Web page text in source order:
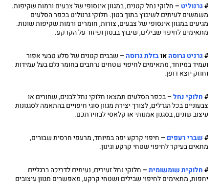
#גרנוליט – חלוקי נחל קטנים, במגוון אינסופי של צבעים ורמות שקיפות.
משמשים לעיתים לשיבוץ בתוך בטון. חלוקי גרנוליט בכפר הסלעים
מגיעים במגוון אינסופי של צבעים, צורות, חומרים ורמות שקיפות שונות.
מתאימים לחיפוי שבילים, שיבוץ בבטון ופיזור על הקרקע.
#גרניט גרוסהאובזלת גרוסה– שבבים קטנים של סלע טבעי אפור
ועמיד במיוחד, מתאימים לחיפוי שטחים נרחבים בחומר גלם בעל עמידות
וחוזק יוצא דופן.
#חלוקי נחל–בכפר הסלעים תמצאו חלוקי נחל לבנים, שחורים או
צבעוניים בכל הגדלים, לצורך יצירת מגוון סוגי חיפויים בהתאמה לסגנונות
עיצוב שונים, בסגנון אמנותי או קלאסי לבחירתכם.
#שברי רעפים– חיפוי קרקע יפה במיוחד, מרעפי חרסית שבורים,
מתאים בעיקר לחיפוי שטחי קרקע וגינון.
#חלוקית שומשומית– חלוקי נחל זעירים, נעימים לדריכה ברגליים
יחפות, מתאימים לחיפוי שבילים ושטחי קרקע, מאפשרים מגוון עיצובים